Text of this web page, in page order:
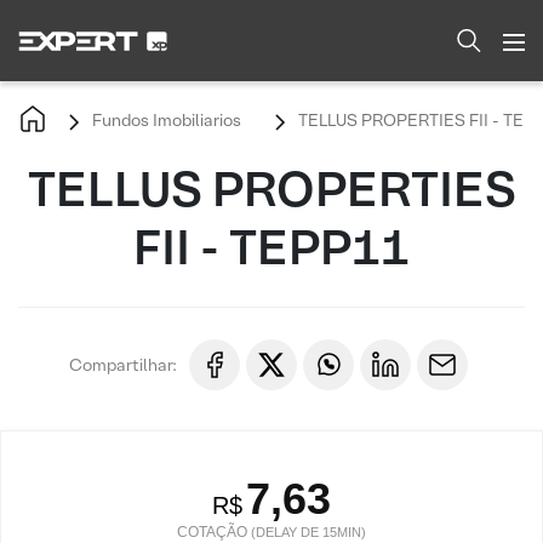
Fundos Imobiliarios TELLUS PROPERTIES FII -
TELLUS PROPERTIES
FII - TEPP11
Compartilhar:
R$7,63
COTAÇÃO (DELAY DE 15MIN)